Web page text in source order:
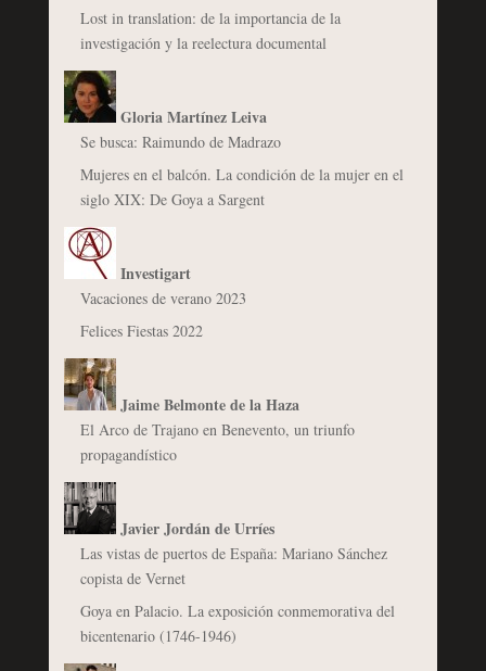
Lost in translation: de la importancia de la
investigación y la reelectura documental
Gloria Martínez Leiva
Se busca: Raimundo de Madrazo
Mujeres en el balcón. La condición de la mujer en el
siglo XIX: De Goya a Sargent
Investigart
Vacaciones de verano 2023
Felices Fiestas 2022
Jaime Belmonte de la Haza
El Arco de Trajano en Benevento, un triunfo
propagandístico
Javier Jordán de Urríes
Las vistas de puertos de España: Mariano Sánchez
copista de Vernet
Goya en Palacio. La exposición conmemorativa del
bicentenario (1746-1946)